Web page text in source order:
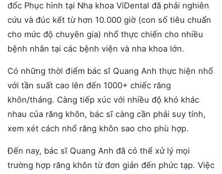
đốc Phục hình tại Nha khoa ViDental đã phải nghiên
cứu và đúc kết từ hơn 10.000 giờ (con số tiêu chuẩn
cho mức độ chuyên gia) nhổ thực chiến cho nhiều
bệnh nhân tại các bệnh viện và nha khoa lớn.
Có những thời điểm bác sĩ Quang Anh thực hiện nhổ
với tần suất cao lên đến 1000+ chiếc răng
khôn/tháng. Càng tiếp xúc với nhiều độ khó khác
nhau của răng khôn, bác sĩ càng cần phải suy tính,
xem xét cách nhổ răng khôn sao cho phù hợp.
Đến nay, bác sĩ Quang Anh đã có thể xử lý mọi
trường hợp răng khôn từ đơn giản đến phức tạp. Việc